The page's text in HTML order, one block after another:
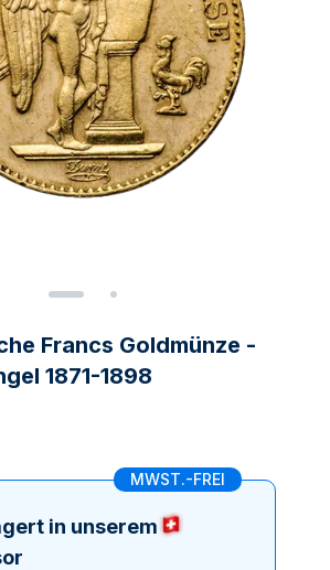
Francs Goldmünze -
1871-1898
MWST.-FREI
in unserem